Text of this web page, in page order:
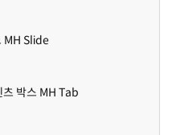
MH Slide
박스 MH Tab